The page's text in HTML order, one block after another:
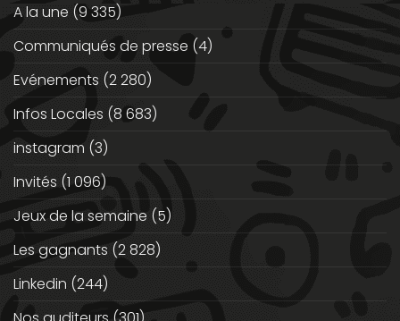
A la une (9 335)
Communiqués de presse (4)
Evénements (2 280)
Infos Locales (8 683)
instagram (3)
Invités (1 096)
Jeux de la semaine (5)
Les gagnants (2 828)
Linkedin (244)